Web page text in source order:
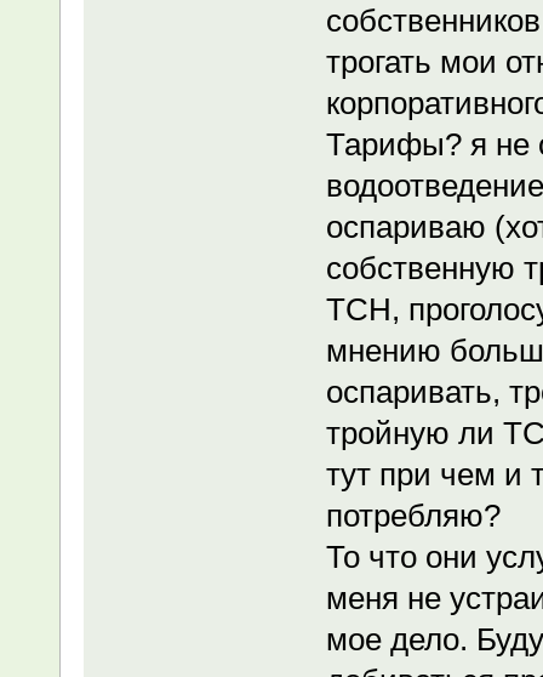
трогать мои
Тарифы? я не
оспариваю
собственную
ТСН,
мнению
оспаривать,
тройную ли
тут при чем и
потребляю?
То что они
меня не
мое дело.